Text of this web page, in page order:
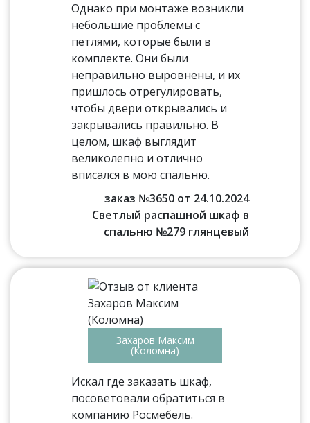
Однако при монтаже возникли
небольшие проблемы с
петлями, которые были в
комплекте. Они были
неправильно выровнены, и их
пришлось отрегулировать,
чтобы двери открывались и
закрывались правильно. В
целом, шкаф выглядит
великолепно и отлично
вписался в мою спальню.
заказ №3650 от 24.10.2024
Светлый распашной шкаф в
спальню №279 глянцевый
Захаров Максим
(Коломна)
Искал где заказать шкаф,
посоветовали обратиться в
компанию Росмебель.